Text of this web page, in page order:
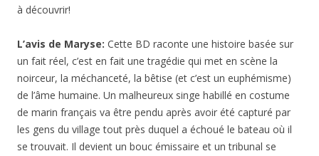
à découvrir!
L’avis de Maryse: Cette BD raconte une histoire basée sur
un fait réel, c’est en fait une tragédie qui met en scène la
noirceur, la méchanceté, la bêtise (et c’est un euphémisme)
de l’âme humaine. Un malheureux singe habillé en costume
de marin français va être pendu après avoir été capturé par
les gens du village tout près duquel a échoué le bateau où il
se trouvait. Il devient un bouc émissaire et un tribunal se